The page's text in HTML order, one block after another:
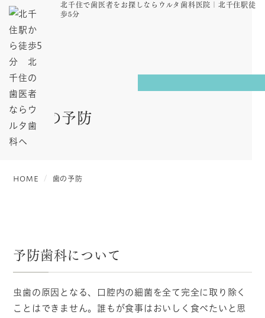
北千住で歯医者をお探しならウルタ歯科医院｜北千住駅徒
歩5分
歯の予防
HOME 歯の予防
予防歯科について
虫歯の原因となる、口腔内の細菌を全て完全に取り除く
ことはできません。誰もが食事はおいしく食べたいと思